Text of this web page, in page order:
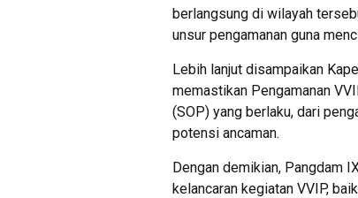
berlangsung di wilayah
unsur pengamanan guna
Lebih lanjut disampaikan
memastikan Pengamanan
(SOP) yang berlaku, dari
potensi ancaman.
Dengan demikian, Pangdam
kelancaran kegiatan VVIP,